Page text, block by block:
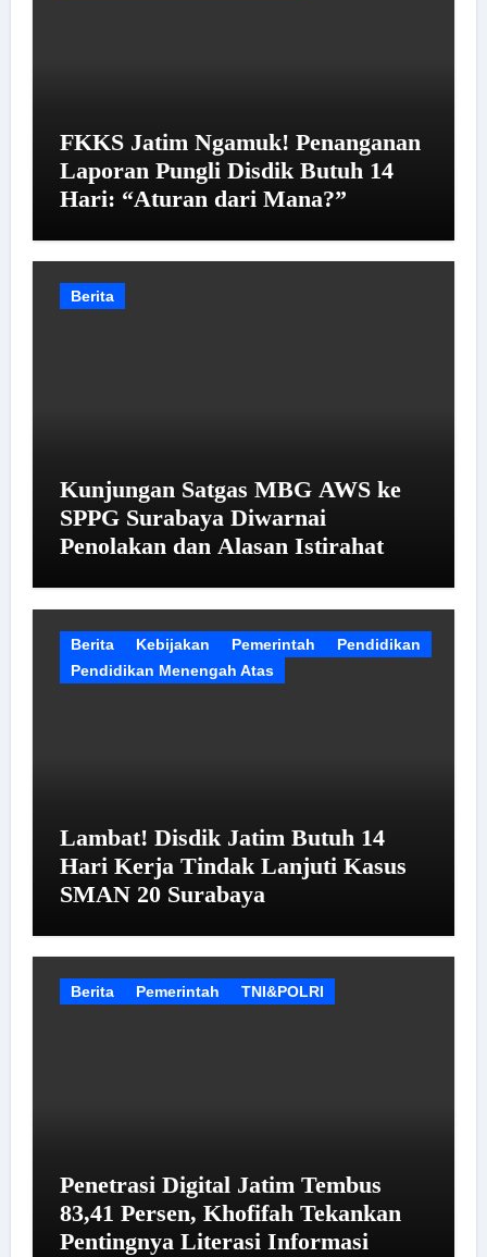
FKKS Jatim Ngamuk! Penanganan
Laporan Pungli Disdik Butuh 14
Hari: “Aturan dari Mana?”
Berita
Kunjungan Satgas MBG AWS ke
SPPG Surabaya Diwarnai
Penolakan dan Alasan Istirahat
Berita Kebijakan Pemerintah
Pendidikan
Pendidikan Menengah Atas
Lambat! Disdik Jatim Butuh 14
Hari Kerja Tindak Lanjuti Kasus
SMAN 20 Surabaya
Berita Pemerintah TNI&POLRI
Penetrasi Digital Jatim Tembus
83,41 Persen, Khofifah Tekankan
Pentingnya Literasi Informasi